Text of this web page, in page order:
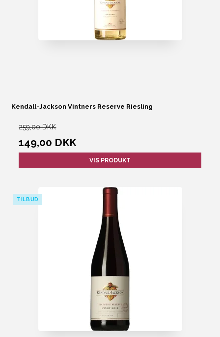
Kendall-Jackson Vintners Reserve Riesling
259,00 DKK
149,00 DKK
VIS PRODUKT
TILBUD